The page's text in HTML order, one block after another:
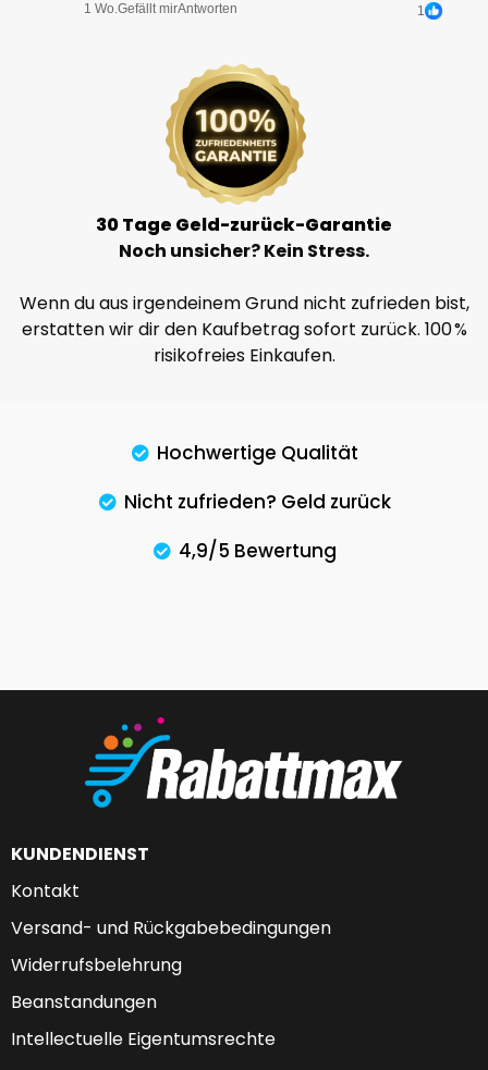
1 Wo.Gefällt mirAntworten 1
30 Tage Geld-zurück-Garantie
Noch unsicher? Kein Stress.
Wenn du aus irgendeinem Grund nicht zufrieden bist,
erstatten wir dir den Kaufbetrag sofort zurück. 100 %
risikofreies Einkaufen.
Hochwertige Qualität
Nicht zufrieden? Geld zurück
4,9/5 Bewertung
KUNDENDIENST
Kontakt
Versand- und Rückgabebedingungen
Widerrufsbelehrung
Beanstandungen
Intellectuelle Eigentumsrechte